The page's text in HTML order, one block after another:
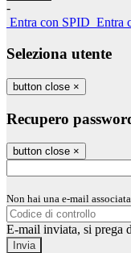
-
Entra con SPID Entra
Seleziona utente
button close ×
Recupero
button close ×
Non hai una e-mail
E-mail inviata, si prega